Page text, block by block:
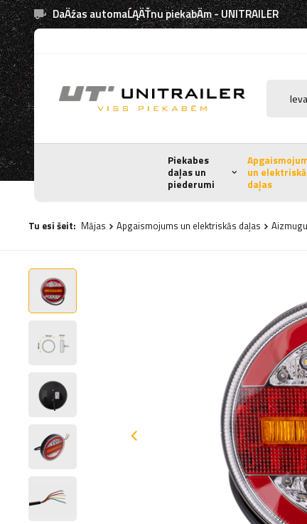
DaÄźas automaĹĄÄŤnu piekabÄm - UNITRAILER
Piekabes
daļas un
piederumi
un
daļas
Tu esi šeit: Mājas Apgaismojums un elektriskās daļas